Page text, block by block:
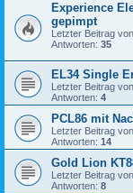
Experience
gepimpt
Letzter Beitrag von
Antworten: 35
EL34 Single
Letzter Beitrag von
Antworten: 4
PCL86 mit
Letzter Beitrag von
Antworten: 14
Gold Lion
Letzter Beitrag von
Antworten: 8